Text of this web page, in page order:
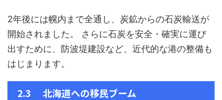
2年後には幌内まで全通し、炭鉱からの石炭輸送が
開始されました。 さらに石炭を安全・確実に運び
出すために、防波堤建設など、近代的な港の整備も
はじまります。
2.3 北海道への移民ブーム